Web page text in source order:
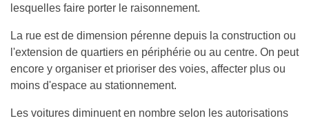
lesquelles faire porter le raisonnement.
La rue est de dimension pérenne depuis la construction ou
l'extension de quartiers en périphérie ou au centre. On peut
encore y organiser et prioriser des voies, affecter plus ou
moins d'espace au stationnement.
Les voitures diminuent en nombre selon les autorisations